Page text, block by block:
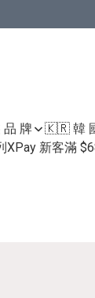
牌 🇰🇷 韓
XPay 新客滿